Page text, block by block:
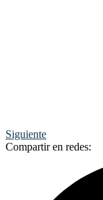
Siguiente
Compartir en redes: